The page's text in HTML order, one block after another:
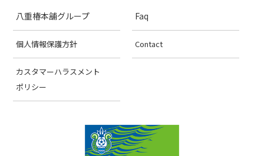
八重椿本舖グループ Faq
個人情報保護方針 Contact
カスタマーハラスメント
ポリシー